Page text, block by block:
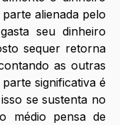
alienada pelo
seu dinheiro
sequer retorna
as outras
significativa é
se sustenta no
médio pensa de